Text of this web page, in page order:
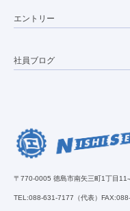
エントリー
社員ブログ
〒770-0005 徳島市南矢三町1丁目
TEL:088-631-7177（代表）